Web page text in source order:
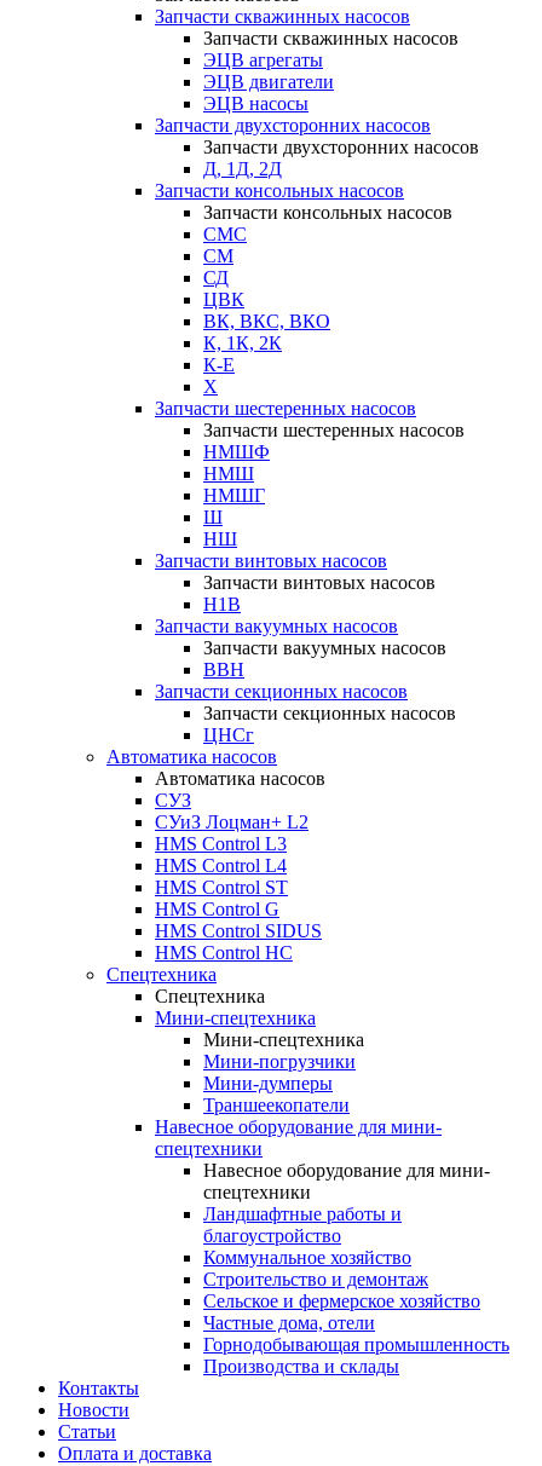
Запчасти скважинных насосов
Запчасти скважинных насосов
ЭЦВ агрегаты
ЭЦВ двигатели
ЭЦВ насосы
Запчасти двухсторонних насосов
Запчасти двухсторонних насосов
Д, 1Д, 2Д
Запчасти консольных насосов
Запчасти консольных насосов
СМС
СМ
СД
ЦВК
ВК, ВКС, ВКО
К, 1К, 2К
К-Е
Х
Запчасти шестеренных насосов
Запчасти шестеренных насосов
НМШФ
НМШ
НМШГ
Ш
НШ
Запчасти винтовых насосов
Запчасти винтовых насосов
Н1В
Запчасти вакуумных насосов
Запчасти вакуумных насосов
ВВН
Запчасти секционных насосов
Запчасти секционных насосов
ЦНСг
Автоматика насосов
Автоматика насосов
СУЗ
СУиЗ Лоцман+ L2
HMS Control L3
HMS Control L4
HMS Control ST
HMS Control G
HMS Control SIDUS
HMS Control HC
Спецтехника
Спецтехника
Мини-спецтехника
Мини-спецтехника
Мини-погрузчики
Мини-думперы
Траншеекопатели
Навесное оборудование для мини-
спецтехники
Навесное оборудование для мини-
спецтехники
Ландшафтные работы и
благоустройство
Коммунальное хозяйство
Строительство и демонтаж
Сельское и фермерское хозяйство
Частные дома, отели
Горнодобывающая промышленность
Производства и склады
Контакты
Новости
Статьи
Оплата и доставка